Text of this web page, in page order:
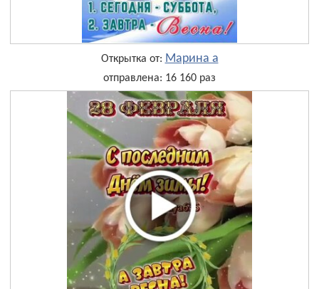
Открытка от: Марина а
отправлена: 16 160 раз